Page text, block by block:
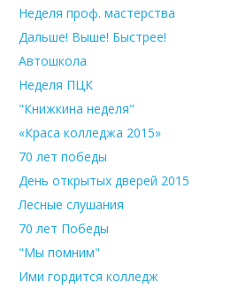
Неделя проф. мастерства
Дальше! Выше! Быстрее!
Автошкола
Неделя ПЦК
"Книжкина неделя"
«Краса колледжа 2015»
70 лет победы
День открытых дверей 2015
Лесные слушания
70 лет Победы
"Мы помним"
Ими гордится колледж